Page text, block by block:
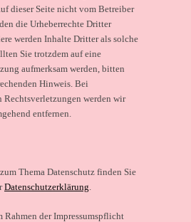
dieser Seite nicht vom Betreiber
die Urheberrechte Dritter
werden Inhalte Dritter als solche
Sie trotzdem auf eine
aufmerksam werden, bitten
Hinweis. Bei
Rechtsverletzungen werden wir
entfernen.
Thema Datenschutz finden Sie
Datenschutzerklärung.
Rahmen der Impressumspflicht